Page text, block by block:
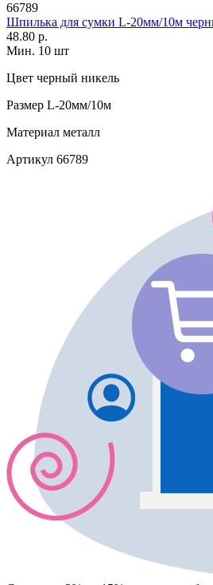
66789
Шпилька для сумки L-20мм/10м
48.80 р.
Мин. 10 шт
Цвет черный никель
Размер L-20мм/10м
Материал металл
Артикул 66789